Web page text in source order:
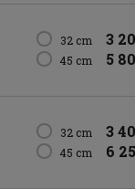
32 cm 3
45 cm 5
32 cm 3
45 cm 6